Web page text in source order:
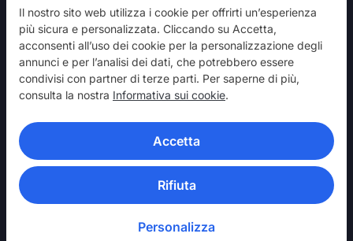
Il nostro sito web utilizza i cookie per offrirti un’esperienza
più sicura e personalizzata. Cliccando su Accetta,
acconsenti all’uso dei cookie per la personalizzazione degli
annunci e per l’analisi dei dati, che potrebbero essere
condivisi con partner di terze parti. Per saperne di più,
consulta la nostra Informativa sui cookie.
Accetta
Rifiuta
Personalizza
NordVPN
Partecipa
Assistenza
Scopri
APP VPN
© 2026 Nord Security. Tutti i diritti riservati